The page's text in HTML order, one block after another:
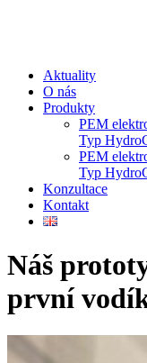
Aktuality
O nás
Produkty
PEM
Typ
PEM
Typ
Konzultace
Kontakt
Náš
první